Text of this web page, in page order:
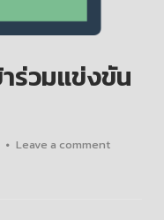
ร่วมแข่งขัน
Leave a comment